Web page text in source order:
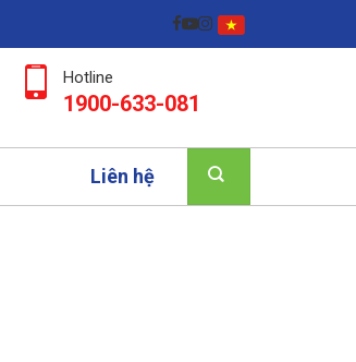
Hotline
1900-633-081
Liên hệ